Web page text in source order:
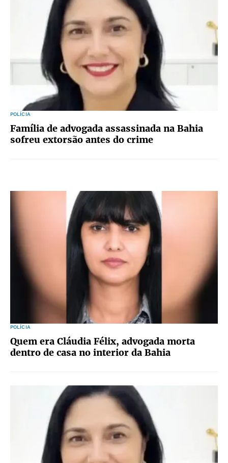
POLÍCIA
Família de advogada assassinada na Bahia
sofreu extorsão antes do crime
POLÍCIA
Quem era Cláudia Félix, advogada morta
dentro de casa no interior da Bahia